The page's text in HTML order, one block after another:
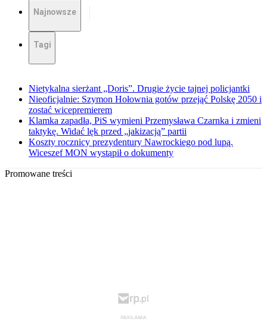
Najnowsze
Tagi
Nietykalna sierżant „Doris”. Drugie życie tajnej policjantki
Nieoficjalnie: Szymon Hołownia gotów przejąć Polskę 2050 i
zostać wicepremierem
Klamka zapadła, PiS wymieni Przemysława Czarnka i zmieni
taktykę. Widać lęk przed „jakizacją” partii
Koszty rocznicy prezydentury Nawrockiego pod lupą.
Wiceszef MON wystąpił o dokumenty
Promowane treści